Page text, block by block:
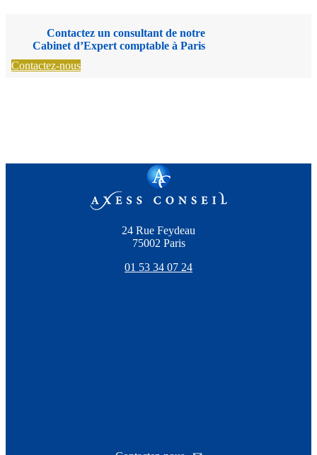
Contactez un consultant de notre
Cabinet d’Expert comptable à Paris
Contactez-nous
24 Rue Feydeau
75002 Paris
01 53 34 07 24